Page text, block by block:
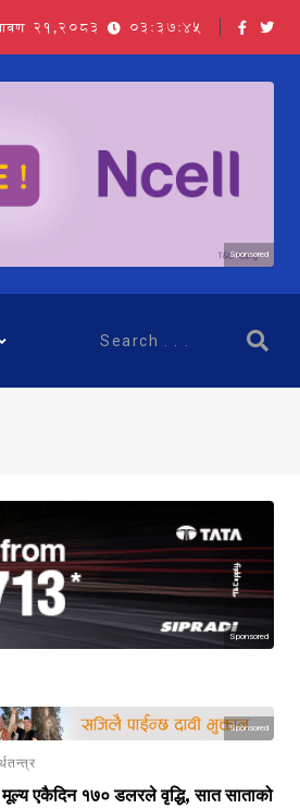
२१,२०८३ 03:37:46
Sponsored
Sponsored
Sponsored
एकैदिन १७० डलरले वृद्धि, सात साताको